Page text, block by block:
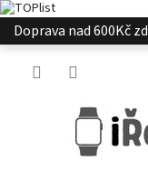
Přejít
na
Doprava nad 600Kč